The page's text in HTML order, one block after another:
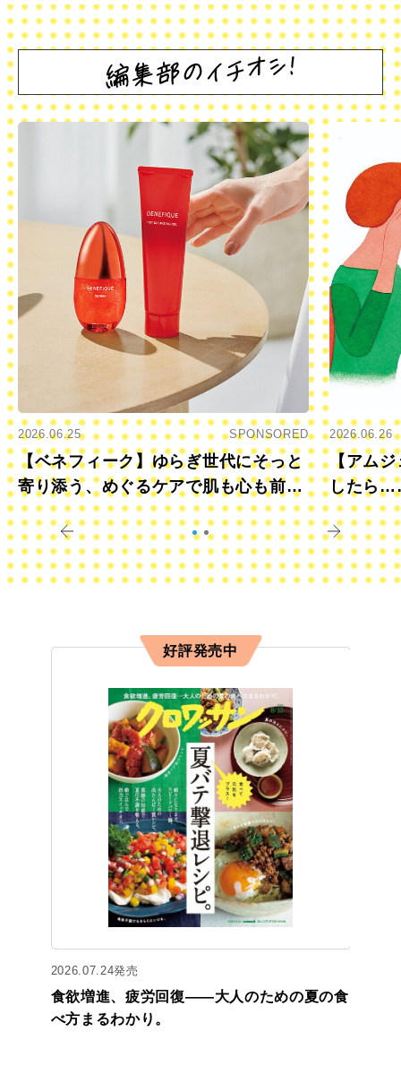
2026.06.25 SPONSORED
【ベネフィーク】ゆらぎ世代にそっと
寄り添う、めぐるケアで肌も心も前向
きに
2026.06.26
【アムジ
したら
すか？
好評発売中
2026.07.24発売
食欲増進、疲労回復——大人のための夏の食
べ方まるわかり。